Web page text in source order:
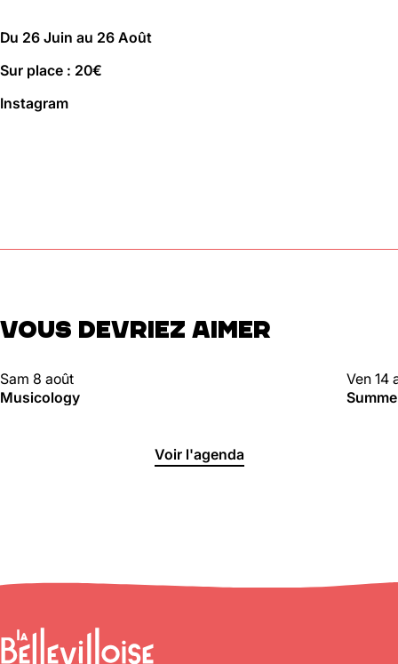
88
Mer, Jeu : 17h - 22h00
Du 26 Juin au 26 Août
Sur place : 20€
Instagram
VOUS DEVRIEZ AIMER
CLUBBING
Sam 8 août
Musicology
Ven 14
Voir l'agenda